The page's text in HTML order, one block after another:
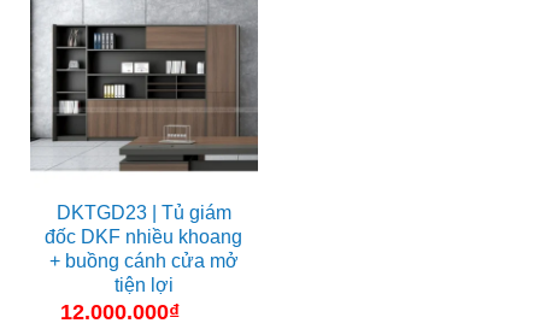
DKTGD23 | Tủ giám
đốc DKF nhiều khoang
+ buồng cánh cửa mở
tiện lợi
12.000.000₫